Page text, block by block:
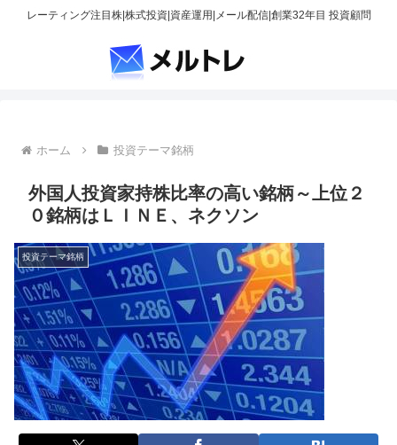
レーティング注目株|株式投資|資産運用|メール配信|創業32年目 投資顧問
ホーム 投資テーマ銘柄
外国人投資家持株比率の高い銘柄～上位２
０銘柄はＬＩＮＥ、ネクソン
投資テーマ銘柄